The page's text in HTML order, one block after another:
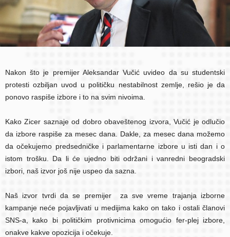
Nakon što je premijer Aleksandar Vučić uvideo da su studentski
protesti ozbiljan uvod u političku nestabilnost zemlje, rešio je da
ponovo raspiše izbore i to na svim nivoima.
Kako Zicer saznaje od dobro obaveštenog izvora, Vučić je odlučio
da izbore raspiše za mesec dana. Dakle, za mesec dana možemo
da očekujemo predsedničke i parlamentarne izbore u isti dan i o
istom trošku. Da li će ujedno biti održani i vanredni beogradski
izbori, naš izvor još nije uspeo da sazna.
Naš izvor tvrdi da se premijer za sve vreme trajanja izborne
kampanje neće pojavljivati u medijima kako on tako i ostali članovi
SNS-a, kako bi političkim protivnicima omogućio fer-plej izbore,
onakve kakve opozicija i očekuje.